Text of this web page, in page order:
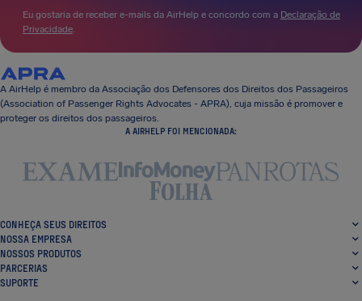
Eu gostaria de receber e-mails da AirHelp e concordo com a Declaração de
Privacidade.
A AirHelp é membro da Associação dos Defensores dos Direitos dos Passageiros
(Association of Passenger Rights Advocates - APRA), cuja missão é promover e
proteger os direitos dos passageiros.
A AIRHELP FOI MENCIONADA:
CONHEÇA SEUS DIREITOS
NOSSA EMPRESA
NOSSOS PRODUTOS
PARCERIAS
SUPORTE